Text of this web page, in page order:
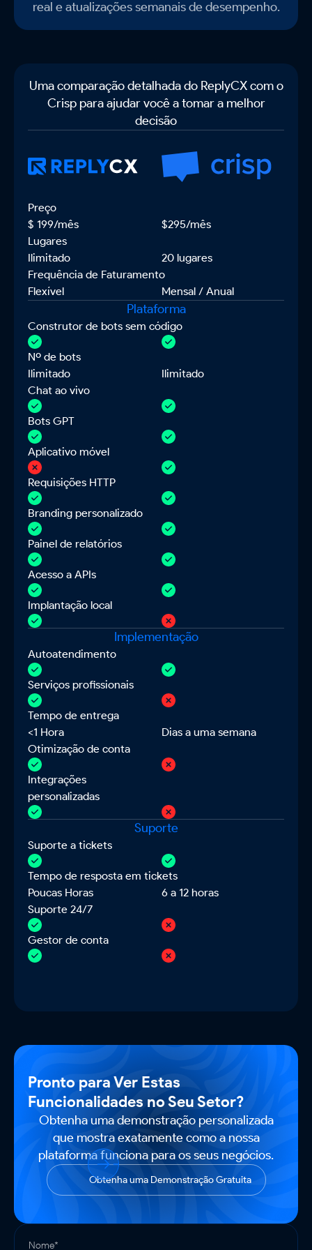
real e atualizações semanais de desempenho.
Uma comparação detalhada do ReplyCX com o
Crisp para ajudar você a tomar a melhor
decisão
Preço
$ 199/mês
$295/mês
Lugares
Ilimitado
20 lugares
Frequência de Faturamento
Flexível
Mensal / Anual
Plataforma
Construtor de bots sem código
Nº de bots
Ilimitado
Ilimitado
Chat ao vivo
Bots GPT
Aplicativo móvel
Requisições HTTP
Branding personalizado
Painel de relatórios
Acesso a APIs
Implantação local
Implementação
Autoatendimento
Serviços profissionais
Tempo de entrega
<1 Hora
Dias a uma semana
Otimização de conta
Integrações
personalizadas
Suporte
Suporte a tickets
Tempo de resposta em tickets
Poucas Horas
6 a 12 horas
Suporte 24/7
Gestor de conta
Pronto para Ver Estas
Funcionalidades no Seu Setor?
Obtenha uma demonstração personalizada
que mostra exatamente como a nossa
plataforma funciona para os seus negócios.
Obtenha uma Demonstração Gratuita
Nome*